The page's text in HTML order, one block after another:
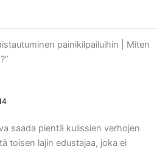
painikilpailuihin | Miten
saada pientä kulissien verhojen
toisen lajin edustajaa, joka ei